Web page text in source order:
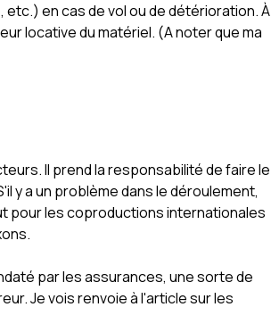
en cas de vol ou de détérioration. À
locative du matériel. (A noter que ma
Il prend la responsabilité de faire le
y a un problème dans le déroulement,
pour les coproductions internationales
par les assurances, une sorte de
Je vois renvoie à l'article sur les